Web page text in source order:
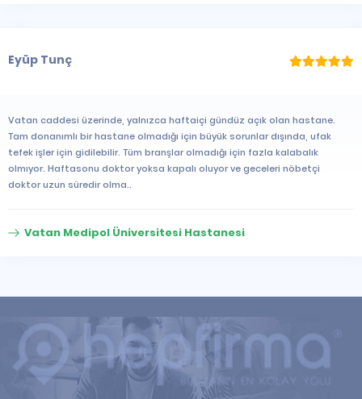
Eyüp Tunç
Vatan caddesi üzerinde, yalnızca haftaiçi gündüz açık olan hastane.
Tam donanımlı bir hastane olmadığı için büyük sorunlar dışında, ufak
tefek işler için gidilebilir. Tüm branşlar olmadığı için fazla kalabalık
olmıyor. Haftasonu doktor yoksa kapalı oluyor ve geceleri nöbetçi
doktor uzun süredir olma..
Vatan Medipol Üniversitesi Hastanesi